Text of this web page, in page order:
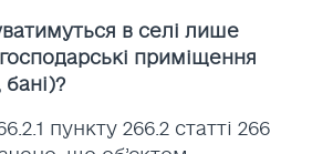
в селі лише
приміщення
бані)?
пункту 266.2 статті 266